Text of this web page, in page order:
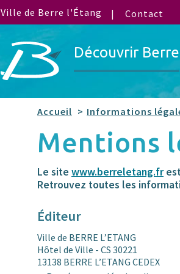
Ville de Berre l'Étang Contact
Découvrir Berre
Accueil Informations
Mentions
Le site www.berreletang.fr
Retrouvez toutes les
Éditeur
Ville de BERRE L’ETANG
Hôtel de Ville - CS 30221
13138 BERRE L’ETANG CEDEX